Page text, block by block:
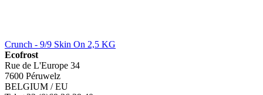
Crunch - 9/9 Skin On 2,5 KG
Ecofrost
Rue de L'Europe 34
7600 Péruwelz
BELGIUM / EU